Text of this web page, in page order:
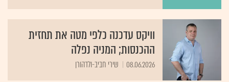
וויקס עדכנה כלפי מטה את תחזית
ההכנסות; המניה נפלה
08.06.2026 שירי חביב-ולדהורן